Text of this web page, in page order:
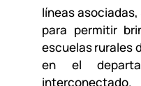
líneas
para permitir
escuelas rurales
en el
interconectado.